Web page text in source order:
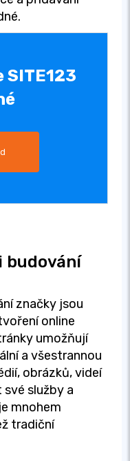
budování
značky jsou
online
umožňují
a všestrannou
obrázků, videí
služby a
mnohem
tradiční